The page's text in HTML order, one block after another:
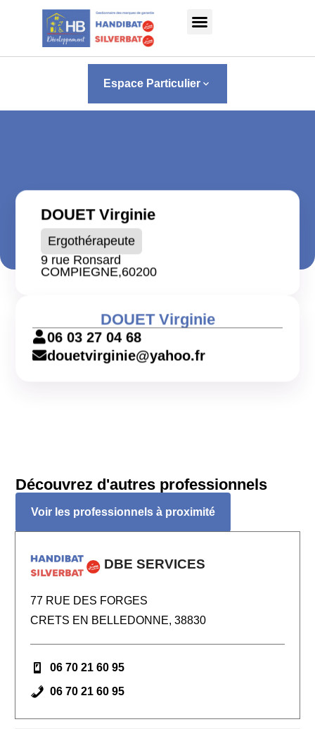
Panneau de gestion des cookies
Espace Particulier keyboard_arrow_down
DOUET Virginie
Ergothérapeute
9 rue Ronsard
COMPIEGNE,60200
DOUET Virginie
06 03 27 04 68
douetvirginie@yahoo.fr
Découvrez d'autres professionnels
Voir les professionnels à proximité
DBE SERVICES
77 RUE DES FORGES
CRETS EN BELLEDONNE, 38830
06 70 21 60 95
06 70 21 60 95